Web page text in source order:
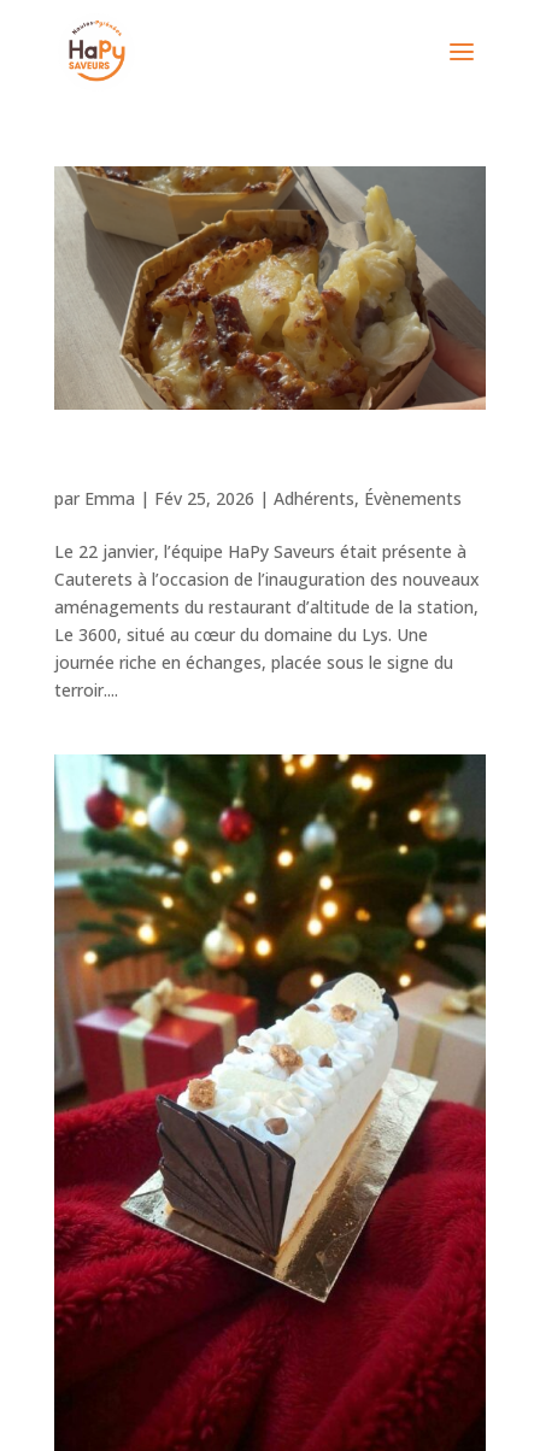
ESPACE ADHÉRENT
par Emma | Fév 25, 2026 | Adhérents, Évènements
Le 22 janvier, l’équipe HaPy Saveurs était présente à
Cauterets à l’occasion de l’inauguration des nouveaux
aménagements du restaurant d’altitude de la station,
Le 3600, situé au cœur du domaine du Lys. Une
journée riche en échanges, placée sous le signe du
terroir....